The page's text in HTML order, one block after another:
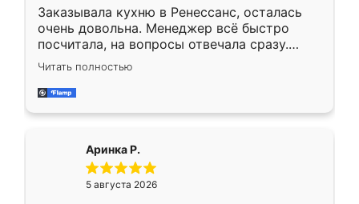
Заказывала кухню в Ренессанс, осталась
очень довольна. Менеджер всё быстро
посчитала, на вопросы отвечала сразу.
Замерщик приехал в субботу, подошёл к
делу со всей ответственностью. Собрали
за день, ребята работали аккуратно, даже
Читать полностью
Аринка Р.
5 августа 2026